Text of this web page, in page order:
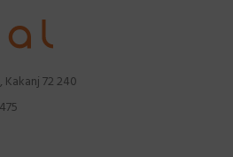
Kakanj 72 240